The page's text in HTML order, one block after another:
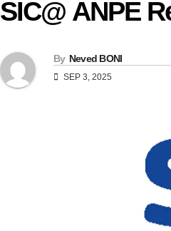
SIC@ ANPE
By Neved BONI
SEP 3, 2025